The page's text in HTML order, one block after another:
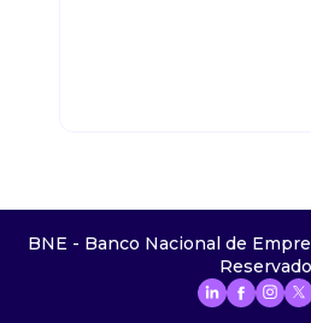
BNE - Banco Nacional de